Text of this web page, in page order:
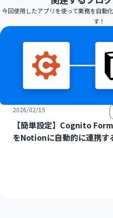
今回使用したアプリを使って業務を自動
す！
2026/02/15
【簡単設定】Cognito
をNotionに自動的に連携す